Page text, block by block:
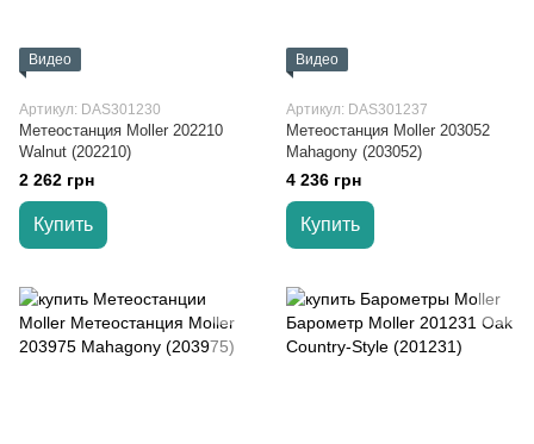
Видео
Артикул: DAS301230
Метеостанция Moller 202210
Walnut (202210)
2 262 грн
Купить
Видео
Артикул: DAS301237
Метеостанция Moller 203052
Mahagony (203052)
4 236 грн
Купить